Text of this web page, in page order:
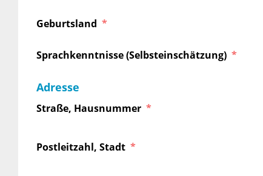
Geburtsland
Sprachkenntnisse (Selbsteinschätzung)
Adresse
Straße, Hausnummer
Postleitzahl, Stadt